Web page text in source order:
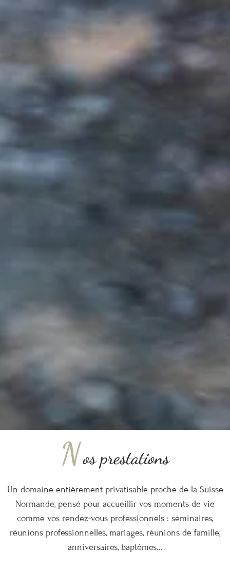
Nos prestations
Un domaine entièrement privatisable proche de la Suisse
Normande, pensé pour accueillir vos moments de vie
comme vos rendez-vous professionnels : séminaires,
réunions professionnelles, mariages, réunions de famille,
anniversaires, baptêmes…